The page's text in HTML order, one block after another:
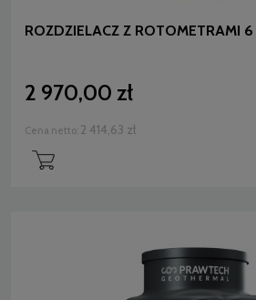
ROZDZIELACZ Z ROTOMETRAMI 6
2 970,00 zł
Cena netto: 2 414,63 zł